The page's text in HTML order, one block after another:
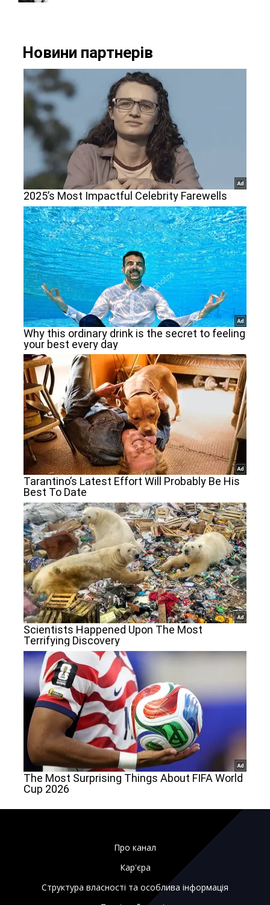
Про канал
Кар'єра
Структура власності та особлива інформація